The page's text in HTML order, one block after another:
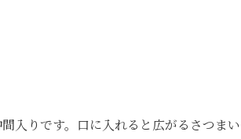
入りです。口に入れると広がるさつま